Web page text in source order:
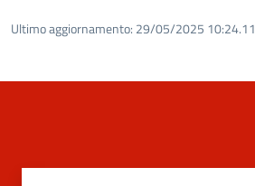
Ultimo aggiornamento: 29/05/2025 10:24.11